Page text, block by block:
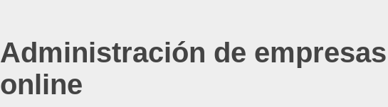
Administración de
online